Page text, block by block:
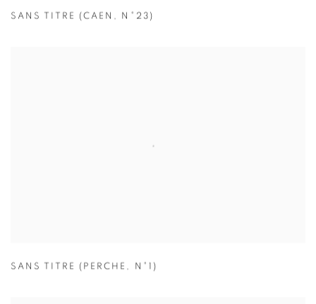
SANS TITRE (CAEN , N°23)
SANS TITRE (PERCHE , N°1)